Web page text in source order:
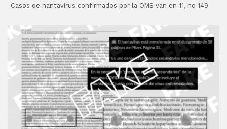
Casos de hantavirus confirmados por la OMS van en 11, no 149